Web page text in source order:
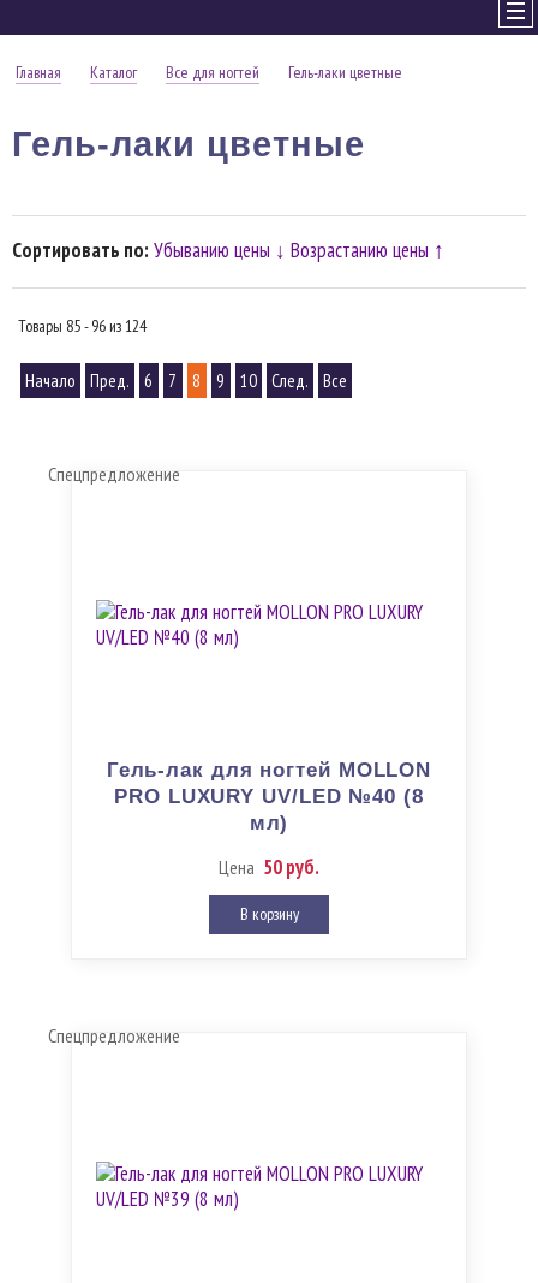
Главная Каталог Все для ногтей Гель-лаки цветные
Гель-лаки цветные
Сортировать по: Убыванию цены ↓ Возрастанию цены ↑
Товары 85 - 96 из 124
Начало Пред. 6 7 8 9 10 След. Все
Спецпредложение
Гель-лак для ногтей MOLLON
PRO LUXURY UV/LED №40 (8
мл)
Цена 50 руб.
В корзину
Спецпредложение